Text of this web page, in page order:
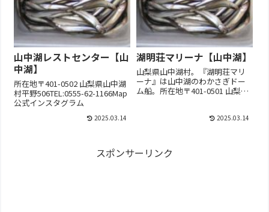
山中湖レストセンター【山
中湖】
所在地〒401-0502 山梨県山中湖
村平野506TEL:0555-62-1166Map
公式インスタグラム
2025.03.14
湖明荘マリーナ【山中湖】
山梨県山中湖村。『湖明荘マリ
ーナ』は山中湖のわかさぎドー
ム船。所在地〒401-0501 山梨県
2025.03.14
スポンサーリンク